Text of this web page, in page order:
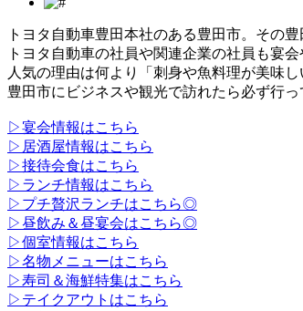
トヨタ自動車豊田本社のある豊田市。その
トヨタ自動車の社員や関連企業の社員も宴
人気の理由は何より「刺身や魚料理が美味し
豊田市にビジネスや観光で訪れたら必ず行
▷宴会情報はこちら
▷居酒屋情報はこちら
▷接待会食はこちら
▷ランチ情報はこちら
▷プチ贅沢ランチはこちら◎
▷昼飲み＆昼宴会はこちら◎
▷個室情報はこちら
▷名物メニューはこちら
▷寿司＆海鮮特集はこちら
▷テイクアウトはこちら